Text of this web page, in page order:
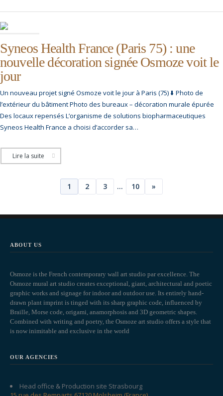
Syneos Health France (Paris 75) : une
nouvelle décoration signée Osmoze voit le
jour
Un nouveau projet signé Osmoze voit le jour à Paris (75) ⬇️ Photo de
l’extérieur du bâtiment Photo des bureaux – décoration murale épurée
Des locaux repensés L’organisme de solutions biopharmaceutiques
Syneos Health France a choisi d’accorder sa…
Lire la suite
1 2 3 … 10 »
ABOUT US
Osmoze is the French contemporary wall art studio par excellence. The
Osmoze mural art studio creates exceptional, giant, architectural and poetic
graphic works and signage for indoor and outdoor use. Its entirely hand-
drawn plant imprint is tinged with its sharp graphic code, influenced by
Braille, Morse code, origami, anamorphosis and 3D geometric shapes.
Combined with writing and poetry, the Osmoze art studio offers a style that
is now inimitable and exclusive in the world
OUR AGENCIES
Head office & Production site Strasbourg